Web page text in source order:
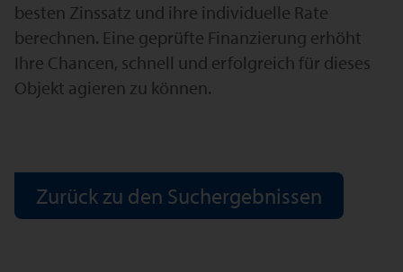
besten Zinssatz und ihre individuelle Rate
berechnen. Eine geprüfte Finanzierung erhöht
Ihre Chancen, schnell und erfolgreich für dieses
Objekt agieren zu können.
Zurück zu den Suchergebnissen